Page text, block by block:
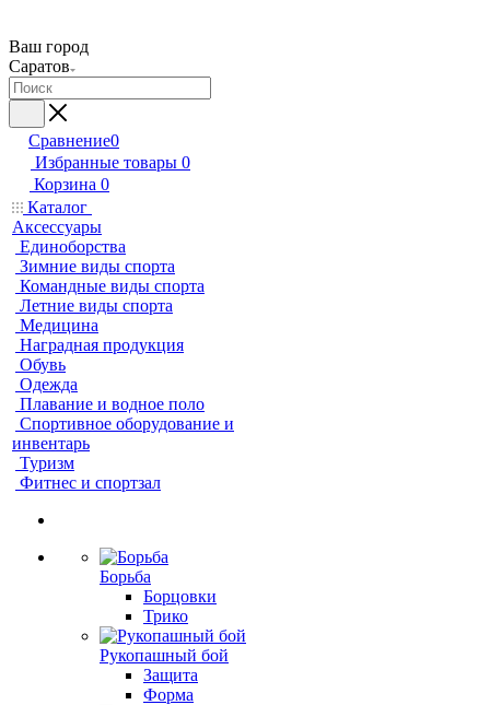
Ваш город
Саратов
Сравнение0
Избранные товары 0
Корзина 0
Каталог
Аксессуары
Единоборства
Зимние виды спорта
Командные виды спорта
Летние виды спорта
Медицина
Наградная продукция
Обувь
Одежда
Плавание и водное поло
Спортивное оборудование и
инвентарь
Туризм
Фитнес и спортзал
Борьба
Борцовки
Трико
Рукопашный бой
Защита
Форма